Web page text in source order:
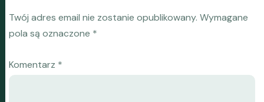
Twój adres email nie zostanie opublikowany. Wymagane
pola są oznaczone *
Komentarz *